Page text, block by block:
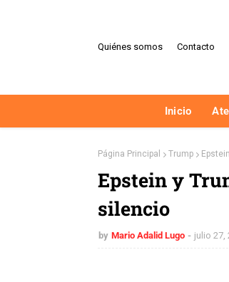
Quiénes somos Contacto
Inicio
Página Principal Trump
Epstein y
silencio
by Mario Adalid Lugo julio 27,